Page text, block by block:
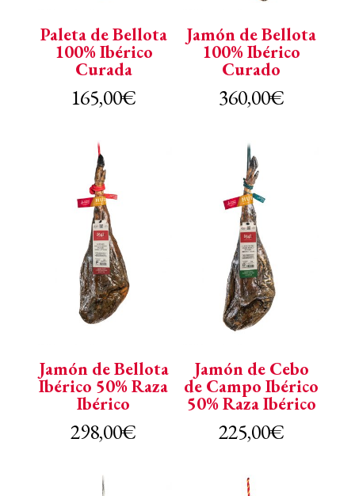
Paleta de Bellota
100% Ibérico
Curada
165,00€
Jamón de Bellota
100% Ibérico
Curado
360,00€
Jamón de Bellota
Ibérico 50% Raza
Ibérico
298,00€
Jamón de Cebo
de Campo Ibérico
50% Raza Ibérico
225,00€